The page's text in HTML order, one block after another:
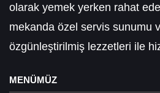
olarak yemek yerken rahat
mekanda özel servis sunumu
özgünleştirilmiş lezzetleri ile
MENÜMÜZ